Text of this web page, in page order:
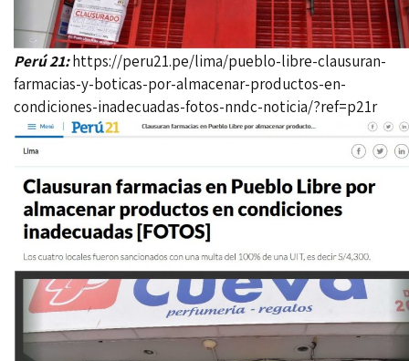
Perú 21:https://peru21.pe/lima/pueblo-libre-clausuran-
farmacias-y-boticas-por-almacenar-productos-en-
condiciones-inadecuadas-fotos-nndc-noticia/?ref=p21r